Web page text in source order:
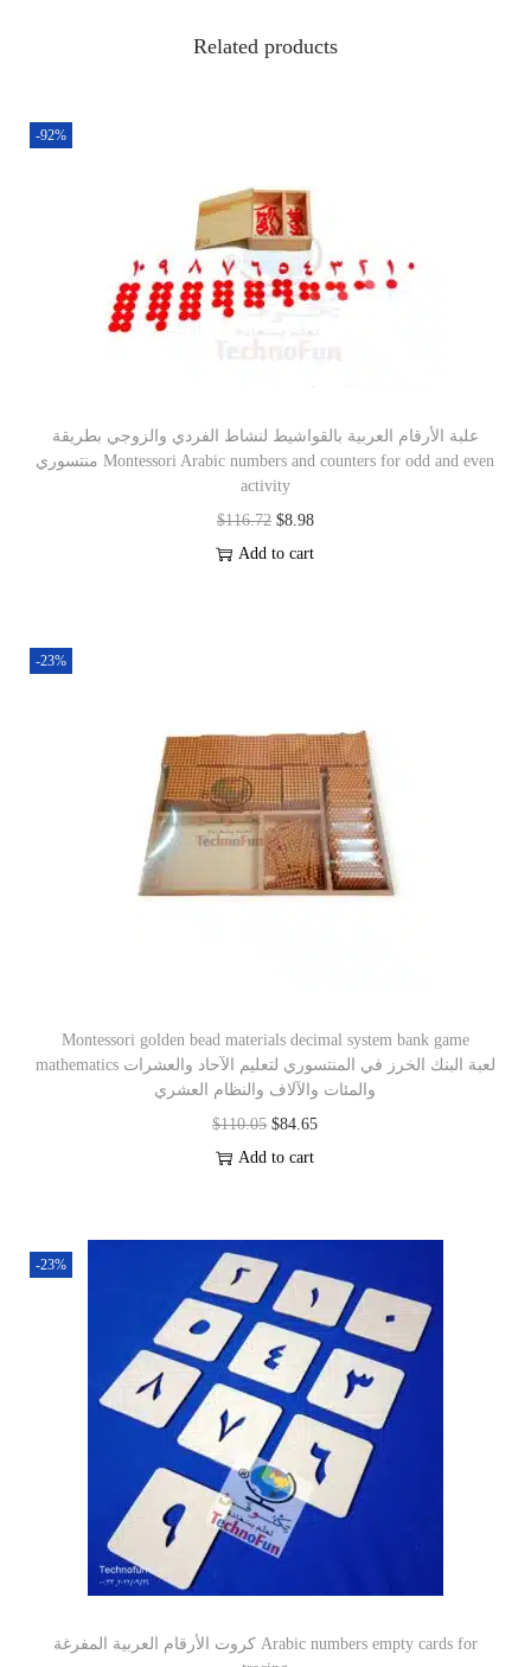
Related products
-92%
علبة الأرقام العربية بالقواشيط لنشاط الفردي والزوجي بطريقة
منتسوري Montessori Arabic numbers and counters for odd and even
activity
$116.72 $8.98
Add to cart
-23%
Montessori golden bead materials decimal system bank game
mathematics لعبة البنك الخرز في المنتسوري لتعليم الآحاد والعشرات
والمئات والآلاف والنظام العشري
$110.05 $84.65
Add to cart
-23%
كروت الأرقام العربية المفرغة Arabic numbers empty cards for